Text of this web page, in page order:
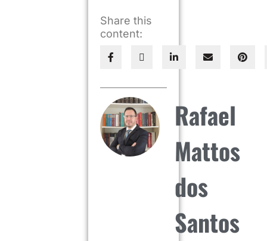
Share this
content:
Rafael
Mattos
dos
Santos